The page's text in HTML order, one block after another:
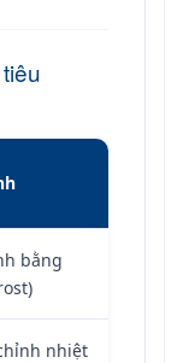
bằng
nhiệt